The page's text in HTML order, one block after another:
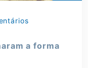
a forma